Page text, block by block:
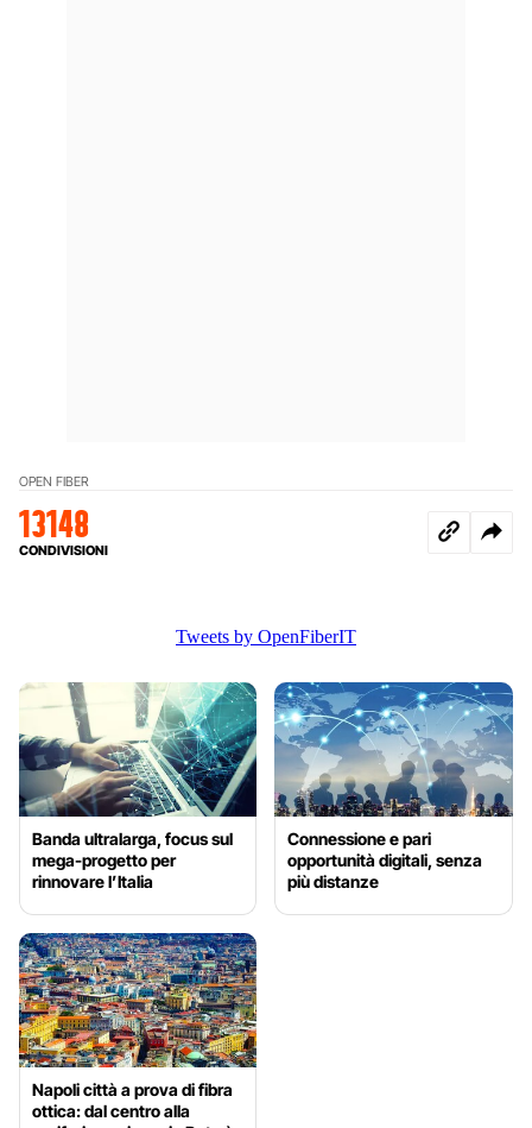
OPEN FIBER
13148
CONDIVISIONI
Tweets by OpenFiberIT
Banda ultralarga, focus sul
mega-progetto per
rinnovare l’Italia
Connessione e pari
opportunità digitali, senza
più distanze
Napoli città a prova di fibra
ottica: dal centro alla